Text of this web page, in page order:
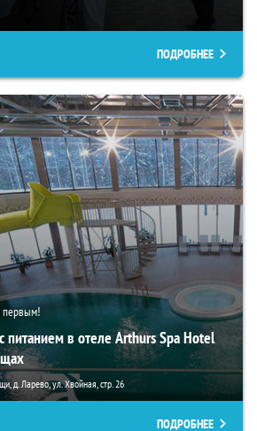
ПОДРОБНЕЕ
первым!
в отеле Arthurs Spa Hotel
д. Ларево, ул. Хвойная, стр. 26
ПОДРОБНЕЕ